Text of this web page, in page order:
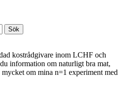
kostrådgivare inom LCHF och
information om naturligt bra mat,
om mina n=1 experiment med